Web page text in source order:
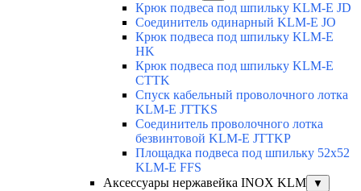
Крюк подвеса под шпильку KLM-E JD
Соединитель одинарный KLM-E JO
Крюк подвеса под шпильку KLM-E
HK
Крюк подвеса под шпильку KLM-E
CTTK
Спуск кабельный проволочного лотка
KLM-E JTTKS
Соединитель проволочного лотка
безвинтовой KLM-E JTTKP
Площадка подвеса под шпильку 52x52
KLM-E FFS
Аксессуары нержавейка INOX KLM
▼